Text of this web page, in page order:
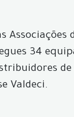
Associações
34
Valdeci.